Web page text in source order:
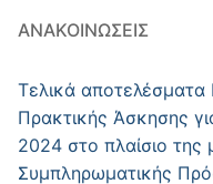
ΑΝΑΚΟΙΝΏΣΕΙΣ
Τελικά
Πρακτικής Άσκησης
2024 στο πλαίσιο
Συμπληρωματικής